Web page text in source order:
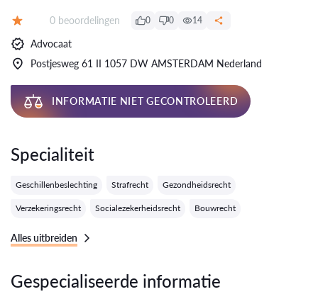
Getuigenissen:
0 beoordelingen 0 0 14
Advocaat
Postjesweg 61 II 1057 DW AMSTERDAM Nederland
INFORMATIE NIET GECONTROLEERD
Specialiteit
Geschillenbeslechting Strafrecht Gezondheidsrecht
Verzekeringsrecht Socialezekerheidsrecht Bouwrecht
Alles uitbreiden
Gespecialiseerde informatie